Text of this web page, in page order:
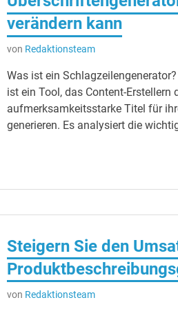
verändern kann
von Redaktionsteam
Was ist ein
ist ein Tool, das Content-
aufmerksamkeitsstarke Titel für
generieren. Es analysiert die
Steigern Sie den
von Redaktionsteam